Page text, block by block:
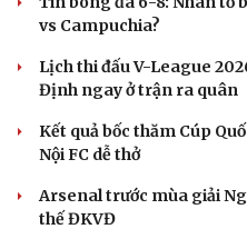
vs Campuchia?
Lịch thi đấu V-League
Định ngay ở trận ra quân
Kết quả bốc thăm Cúp
Nội FC dễ thở
Arsenal trước mùa giải
thế ĐKVĐ